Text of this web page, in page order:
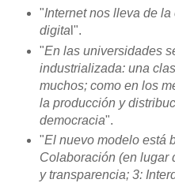
"Internet nos lleva de
digita l".
"En las universidades
industrializada: una
muchos; como en los
la producción y
democracia".
"El nuevo modelo está
Colaboración (en lugar
y transparencia; 3: